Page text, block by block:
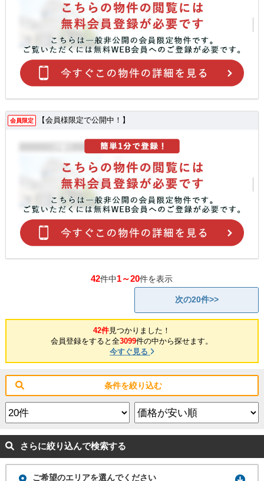
会員限定 【会員様限定で公開中！】
42件中1～20件を表示
次の20件>>
42件見つかりました！
会員登録をすると全3099件の中から探せます。
今すぐ見る
条件を絞り込む
さらに絞り込んで検索する
ご希望のエリアを選んでください